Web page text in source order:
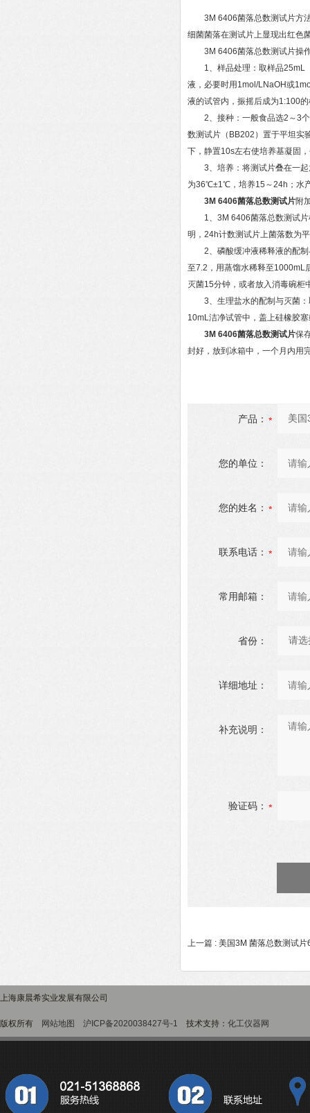
3M 6406菌落总数测试片方法
细菌菌落在测试片上显现出红色
3M 6406菌落总数测试片操
1、样品处理：取样品25mL（
液，必要时用1mol/LNaOH或
液的试管内，振摇后成为1:100
2、接种：一般食品选2～3个
数测试片（BB202）置于平坦实
下，静置10s左右使培养基凝固
3、培养：将测试片叠在一起
为36℃±1℃，培养15～24h；水
3M 6406菌落总数测试片附
1、3M 6406菌落总数测试片
明，24h计数测试片上菌落数为
2、磷酸缓冲液稀释液的配制
至7.2，用蒸馏水稀释至1000mL
灭菌15分钟，或者放入消毒碗柜
3、生理盐水的配制与灭菌：
10mL洁净试管中，盖上硅橡胶
3M 6406菌落总数测试片保
封好，放到冰箱中，一个月内用
产品：
您的单位：
您的姓名：
联系电话：
常用邮箱：
省份：
详细地址：
补充说明：
验证码：
上一篇 : 美国3M 菌落总数测试片
上海康晨希实业发展有限公司
版权所有 网站地图 沪ICP备2020038427号-1 技术支持： 化工仪器网